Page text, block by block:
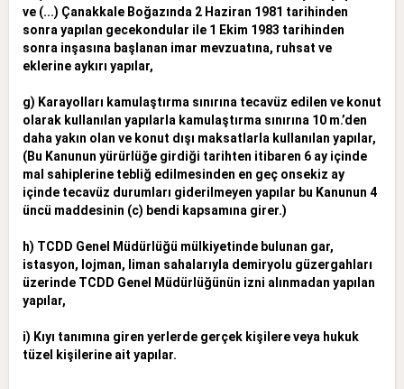
ve (...) Çanakkale Boğazında 2 Haziran 1981 tarihinden
sonra yapılan gecekondular ile 1 Ekim 1983 tarihinden
sonra inşasına başlanan imar mevzuatına, ruhsat ve
eklerine aykırı yapılar,
g) Karayolları kamulaştırma sınırına tecavüz edilen ve konut
olarak kullanılan yapılarla kamulaştırma sınırına 10 m.’den
daha yakın olan ve konut dışı maksatlarla kullanılan yapılar,
(Bu Kanunun yürürlüğe girdiği tarihten itibaren 6 ay içinde
mal sahiplerine tebliğ edilmesinden en geç onsekiz ay
içinde tecavüz durumları giderilmeyen yapılar bu Kanunun 4
üncü maddesinin (c) bendi kapsamına girer.)
h) TCDD Genel Müdürlüğü mülkiyetinde bulunan gar,
istasyon, lojman, liman sahalarıyla demiryolu güzergahları
üzerinde TCDD Genel Müdürlüğünün izni alınmadan yapılan
yapılar,
i) Kıyı tanımına giren yerlerde gerçek kişilere veya hukuk
tüzel kişilerine ait yapılar.